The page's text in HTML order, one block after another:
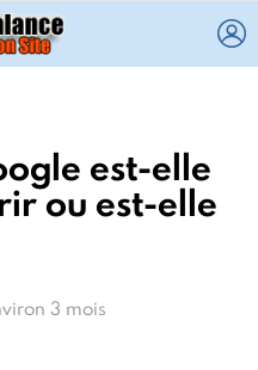
est-elle
ou est-elle
3 mois